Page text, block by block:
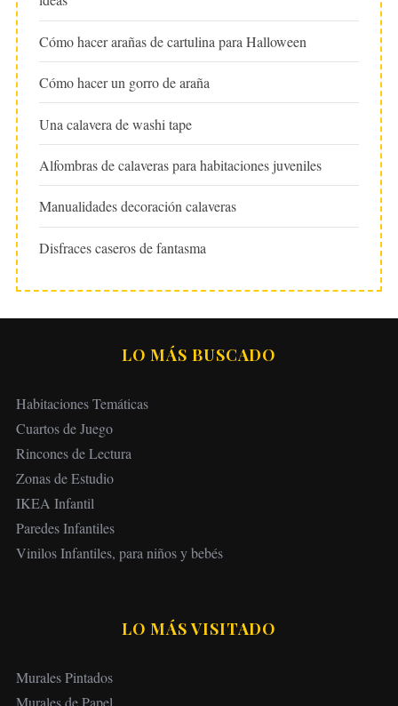
Cómo hacer arañas de cartulina para Halloween
Cómo hacer un gorro de araña
Una calavera de washi tape
Alfombras de calaveras para habitaciones juveniles
Manualidades decoración calaveras
Disfraces caseros de fantasma
LO MÁS BUSCADO
Habitaciones Temáticas
Cuartos de Juego
Rincones de Lectura
Zonas de Estudio
IKEA Infantil
Paredes Infantiles
Vinilos Infantiles, para niños y bebés
LO MÁS VISITADO
Murales Pintados
Murales de Papel